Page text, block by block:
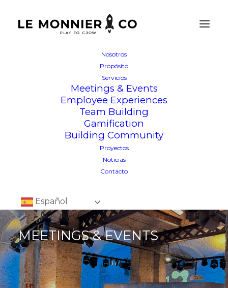
Nosotros
Propósito
Servicios
Meetings & Events
Employee Experiences
Team Building
Gamification
Building Community
Proyectos
Noticias
Contacto
Español
MEETINGS & EVENTS